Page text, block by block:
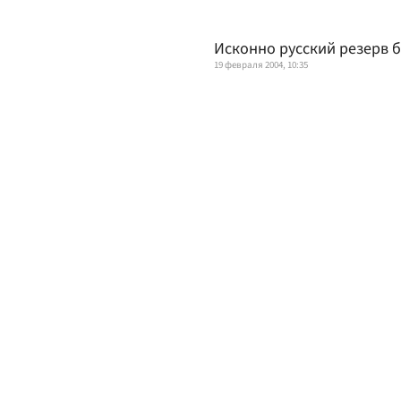
Исконно русский резерв
19 февраля 2004, 10:35